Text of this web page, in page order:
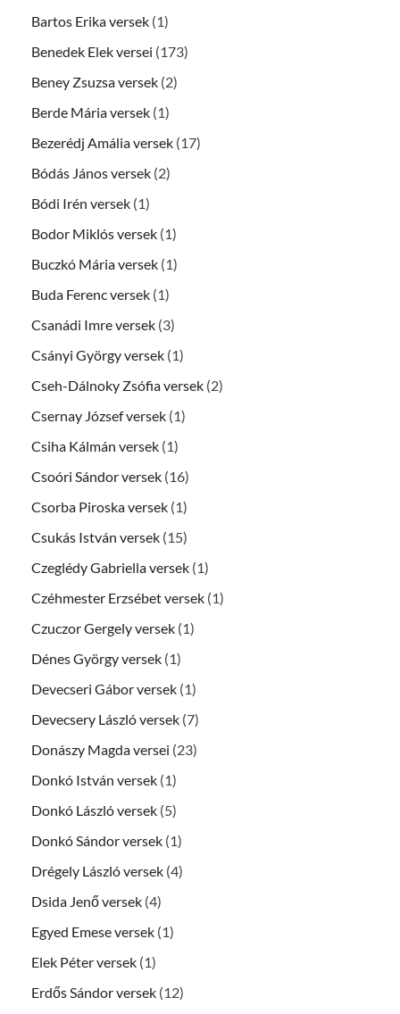
Bartos Erika versek (1)
Benedek Elek versei (173)
Beney Zsuzsa versek (2)
Berde Mária versek (1)
Bezerédj Amália versek (17)
Bódás János versek (2)
Bódi Irén versek (1)
Bodor Miklós versek (1)
Buczkó Mária versek (1)
Buda Ferenc versek (1)
Csanádi Imre versek (3)
Csányi György versek (1)
Cseh-Dálnoky Zsófia versek (2)
Csernay József versek (1)
Csiha Kálmán versek (1)
Csoóri Sándor versek (16)
Csorba Piroska versek (1)
Csukás István versek (15)
Czeglédy Gabriella versek (1)
Czéhmester Erzsébet versek (1)
Czuczor Gergely versek (1)
Dénes György versek (1)
Devecseri Gábor versek (1)
Devecsery László versek (7)
Donászy Magda versei (23)
Donkó István versek (1)
Donkó László versek (5)
Donkó Sándor versek (1)
Drégely László versek (4)
Dsida Jenő versek (4)
Egyed Emese versek (1)
Elek Péter versek (1)
Erdős Sándor versek (12)